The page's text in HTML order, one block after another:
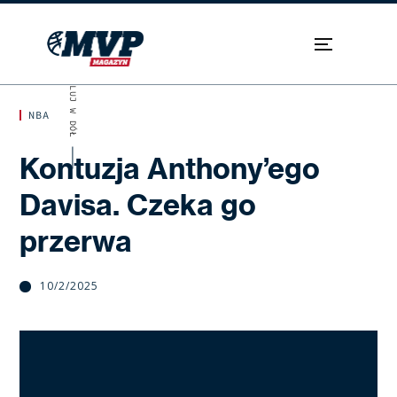
NBA
Kontuzja Anthony’ego
Davisa. Czeka go
przerwa
10/2/2025
SKROLUJ W DÓŁ